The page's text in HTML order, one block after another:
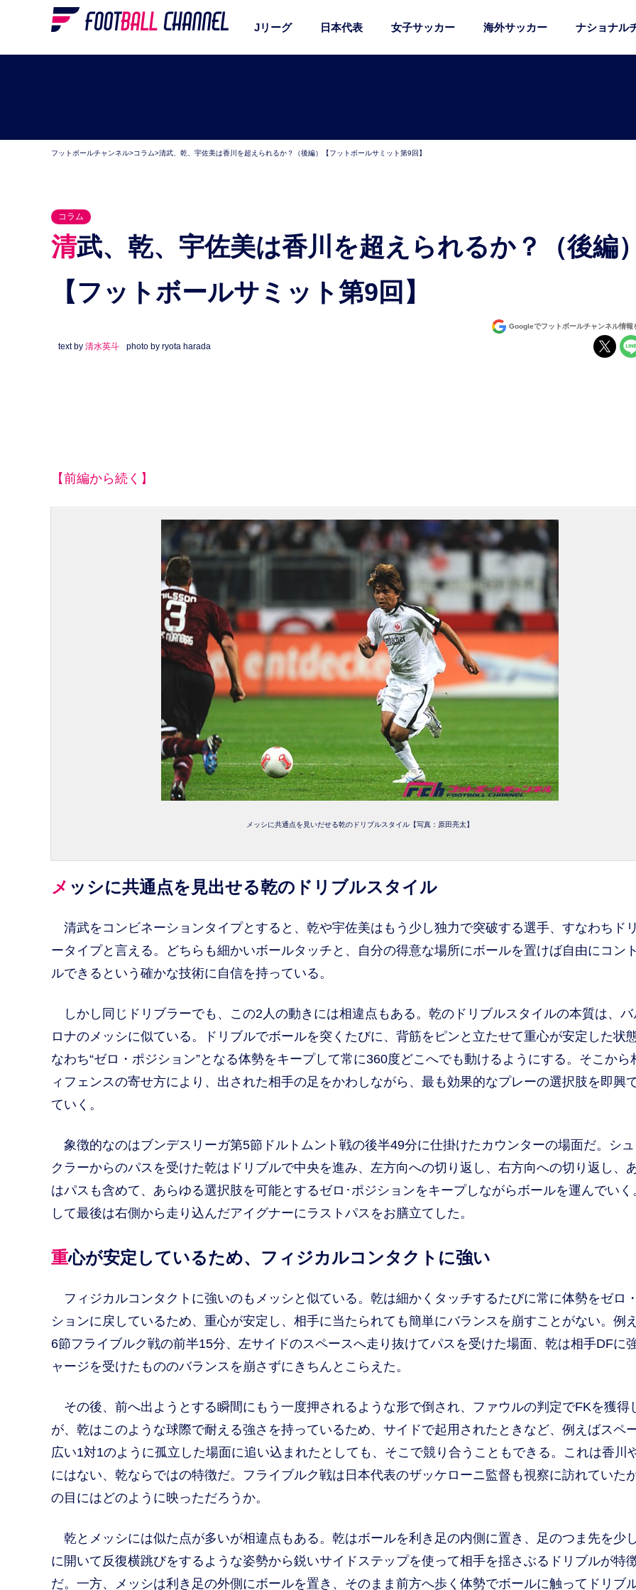
Jリーグ 日本代表 女子サッカー 海外サッカー ナショナル
フットボールチャンネル>コラム>清武、乾、宇佐美は香川を超えられるか？（後編）【フットボールサミット第9回】
コラム
清武、乾、宇佐美は香川を超えられるか？（後編）
【フットボールサミット第9回】
Googleでフットボールチャンネル情報
text by 清水英斗 photo by ryota harada
【前編から続く】
メッシに共通点を見いだせる乾のドリブルスタイル【写真：原田亮太】
メッシに共通点を見出せる乾のドリブルスタイル
清武をコンビネーションタイプとすると、乾や宇佐美はもう少し独力で突破する選手、すなわちド
ータイプと言える。どちらも細かいボールタッチと、自分の得意な場所にボールを置けば自由にコン
ルできるという確かな技術に自信を持っている。
しかし同じドリブラーでも、この2人の動きには相違点もある。乾のドリブルスタイルの本質は、バ
ロナのメッシに似ている。ドリブルでボールを突くたびに、背筋をピンと立たせて重心が安定した状
なわち“ゼロ・ポジション”となる体勢をキープして常に360度どこへでも動けるようにする。そこから
ィフェンスの寄せ方により、出された相手の足をかわしながら、最も効果的なプレーの選択肢を即興
ていく。
象徴的なのはブンデスリーガ第5節ドルトムント戦の後半49分に仕掛けたカウンターの場面だ。シュ
クラーからのパスを受けた乾はドリブルで中央を進み、左方向への切り返し、右方向への切り返し、
はパスも含めて、あらゆる選択肢を可能とするゼロ･ポジションをキープしながらボールを運んでいく
して最後は右側から走り込んだアイグナーにラストパスをお膳立てした。
重心が安定しているため、フィジカルコンタクトに強い
フィジカルコンタクトに強いのもメッシと似ている。乾は細かくタッチするたびに常に体勢をゼロ
ションに戻しているため、重心が安定し、相手に当たられても簡単にバランスを崩すことがない。例
6節フライブルク戦の前半15分、左サイドのスペースへ走り抜けてパスを受けた場面、乾は相手DFに
ャージを受けたもののバランスを崩さずにきちんとこらえた。
その後、前へ出ようとする瞬間にもう一度押されるような形で倒され、ファウルの判定でFKを獲得
が、乾はこのような球際で耐える強さを持っているため、サイドで起用されたときなど、例えばスペ
広い1対1のように孤立した場面に追い込まれたとしても、そこで競り合うこともできる。これは香川
にはない、乾ならではの特徴だ。フライブルク戦は日本代表のザッケローニ監督も視察に訪れていた
の目にはどのように映っただろうか。
乾とメッシには似た点が多いが相違点もある。乾はボールを利き足の内側に置き、足のつま先を少
に開いて反復横跳びをするような姿勢から鋭いサイドステップを使って相手を揺さぶるドリブルが特
だ。一方、メッシは利き足の外側にボールを置き、そのまま前方へ歩く体勢でボールに触ってドリブ